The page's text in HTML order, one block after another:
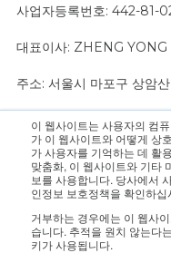
이 웹사이트는 사용자의 컴
가 이 웹사이트와 어떻게 상
가 사용자를 기억하는 데 활
맞춤화, 이 웹사이트와 기타
보를 사용합니다. 당사에서
인정보 보호정책을 확인하십
거부하는 경우에는 이 웹사
습니다. 추적을 원치 않는다
키가 사용됩니다.
사업자등록번호: 442-81-
대표이사: ZHENG YONG
주소: 서울시 마포구 상암
문의 사항은 영업팀으로 연
보 관련 문의는 홍보팀으
Copyright © 2026
reserved.